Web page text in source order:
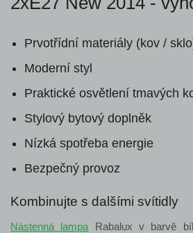
Prvotřídní materiály (kov /
Moderní styl
Praktické osvětlení tmavých
Stylový bytový doplněk
Nízká spotřeba energie
Bezpečný provoz
Kombinujte s dalšími svítidly
Nástenná lampa Rabalux v barvě